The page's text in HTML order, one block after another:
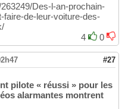
Des-l-an-prochain-
faire-de-leur-voiture-des-
4
0
#27
pilote « réussi » pour les
alarmantes montrent